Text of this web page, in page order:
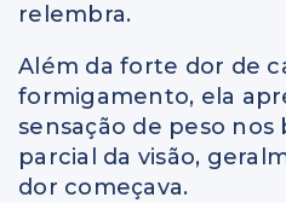
relembra.
Além da forte dor de
formigamento, ela
sensação de peso nos
parcial da visão,
dor começava.